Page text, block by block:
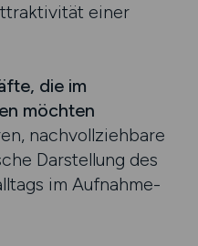
einer
die im
möchten
nachvollziehbare
Darstellung des
im Aufnahme-